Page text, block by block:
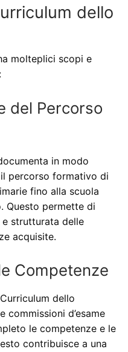
dello
molteplici scopi e
del Percorso
in modo
percorso formativo di
fino alla scuola
Questo permette di
e strutturata delle
acquisite.
Competenze
dello
commissioni d’esame
le competenze e le
contribuisce a una